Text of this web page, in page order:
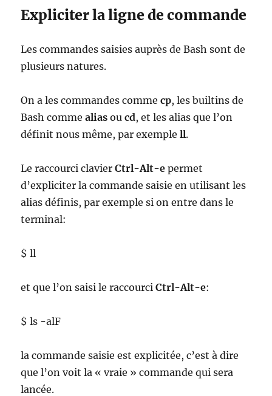
Expliciter la ligne de commande
Les commandes saisies auprès de Bash sont de
plusieurs natures.
On a les commandes commecp, les builtins de
Bash commealias oucd, et les alias que l’on
définit nous même, par exemplell.
Le raccourci clavierCtrl-Alt-e permet
d’expliciter la commande saisie en utilisant les
alias définis, par exemple si on entre dans le
terminal:
$ ll
et que l’on saisi le raccourciCtrl-Alt-e:
$ ls -alF
la commande saisie est explicitée, c’est à dire
que l’on voit la « vraie » commande qui sera
lancée.